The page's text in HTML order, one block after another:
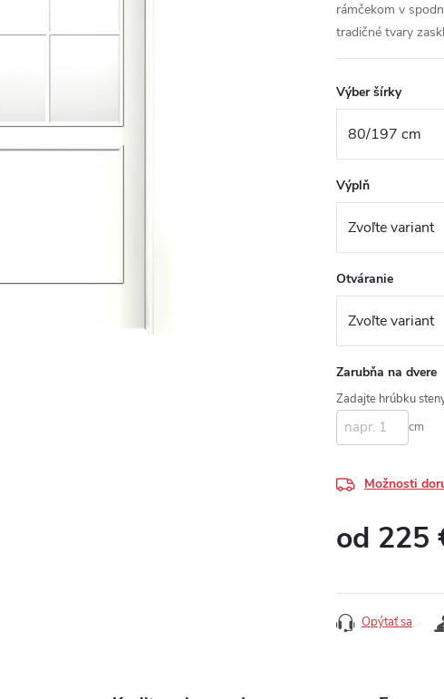
rámčekom v
tradičné tvary
Výber šírky
Výplň
Otváranie
Zarubňa na dvere
Zadajte hrúbku
cm
Možnosti
od 225
Opýtať sa